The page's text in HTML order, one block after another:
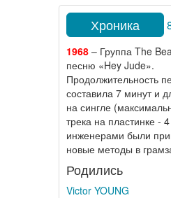
Хроника
1968– Группа The
песню «Hey Jude».
Продолжительность
составила 7 минут и
на сингле
трека на пластинке -
инженерами были
новые методы в
Родились
Victor YOUNG